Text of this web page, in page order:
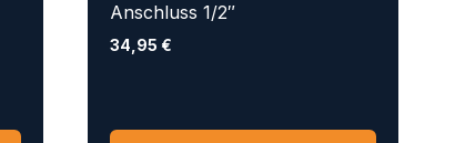
Anschluss 1/2″
34,95 €